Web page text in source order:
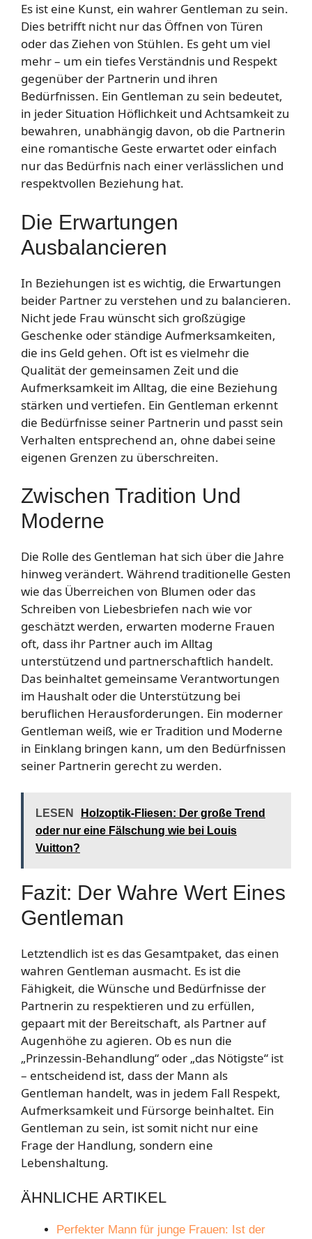
Es ist eine Kunst, ein wahrer Gentleman zu sein.
Dies betrifft nicht nur das Öffnen von Türen
oder das Ziehen von Stühlen. Es geht um viel
mehr – um ein tiefes Verständnis und Respekt
gegenüber der Partnerin und ihren
Bedürfnissen. Ein Gentleman zu sein bedeutet,
in jeder Situation Höflichkeit und Achtsamkeit zu
bewahren, unabhängig davon, ob die Partnerin
eine romantische Geste erwartet oder einfach
nur das Bedürfnis nach einer verlässlichen und
respektvollen Beziehung hat.
Die Erwartungen
Ausbalancieren
In Beziehungen ist es wichtig, die Erwartungen
beider Partner zu verstehen und zu balancieren.
Nicht jede Frau wünscht sich großzügige
Geschenke oder ständige Aufmerksamkeiten,
die ins Geld gehen. Oft ist es vielmehr die
Qualität der gemeinsamen Zeit und die
Aufmerksamkeit im Alltag, die eine Beziehung
stärken und vertiefen. Ein Gentleman erkennt
die Bedürfnisse seiner Partnerin und passt sein
Verhalten entsprechend an, ohne dabei seine
eigenen Grenzen zu überschreiten.
Zwischen Tradition Und
Moderne
Die Rolle des Gentleman hat sich über die Jahre
hinweg verändert. Während traditionelle Gesten
wie das Überreichen von Blumen oder das
Schreiben von Liebesbriefen nach wie vor
geschätzt werden, erwarten moderne Frauen
oft, dass ihr Partner auch im Alltag
unterstützend und partnerschaftlich handelt.
Das beinhaltet gemeinsame Verantwortungen
im Haushalt oder die Unterstützung bei
beruflichen Herausforderungen. Ein moderner
Gentleman weiß, wie er Tradition und Moderne
in Einklang bringen kann, um den Bedürfnissen
seiner Partnerin gerecht zu werden.
LESEN
Holzoptik-Fliesen: Der große Trend
oder nur eine Fälschung wie bei Louis
Vuitton?
Fazit: Der Wahre Wert Eines
Gentleman
Letztendlich ist es das Gesamtpaket, das einen
wahren Gentleman ausmacht. Es ist die
Fähigkeit, die Wünsche und Bedürfnisse der
Partnerin zu respektieren und zu erfüllen,
gepaart mit der Bereitschaft, als Partner auf
Augenhöhe zu agieren. Ob es nun die
„Prinzessin-Behandlung“ oder „das Nötigste“ ist
– entscheidend ist, dass der Mann als
Gentleman handelt, was in jedem Fall Respekt,
Aufmerksamkeit und Fürsorge beinhaltet. Ein
Gentleman zu sein, ist somit nicht nur eine
Frage der Handlung, sondern eine
Lebenshaltung.
ÄHNLICHE ARTIKEL
Perfekter Mann für junge Frauen: Ist der